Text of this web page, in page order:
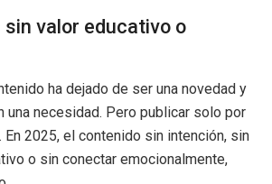
sin valor educativo o
ha dejado de ser una novedad y
una necesidad. Pero publicar solo por
En 2025, el contenido sin intención, sin
o sin conectar emocionalmente,